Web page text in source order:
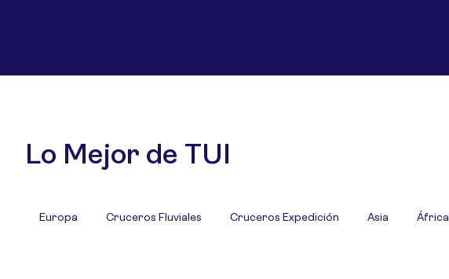
Lo Mejor de TUI
Europa Cruceros Fluviales Cruceros Expedición Asia África